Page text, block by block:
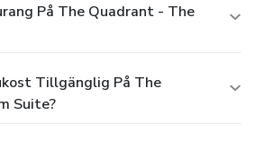
På The Quadrant - The
Tillgänglig På The
Suite?